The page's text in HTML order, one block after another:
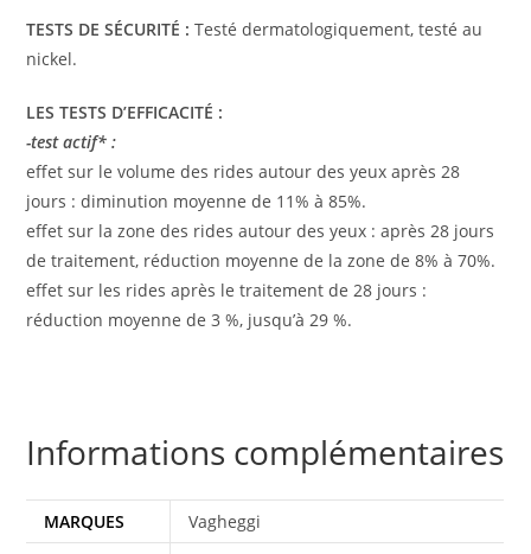
TESTS DE SÉCURITÉ : Testé dermatologiquement, testé au
nickel.
LES TESTS D’EFFICACITÉ :
-test actif* :
effet sur le volume des rides autour des yeux après 28
jours : diminution moyenne de 11% à 85%.
effet sur la zone des rides autour des yeux : après 28 jours
de traitement, réduction moyenne de la zone de 8% à 70%.
effet sur les rides après le traitement de 28 jours :
réduction moyenne de 3 %, jusqu’à 29 %.
Informations complémentaires
MARQUES
Vagheggi